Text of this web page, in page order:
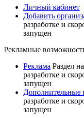
Личный кабинет
Добавить
разработке и
запущен
Рекламные
Реклама Раздел
разработке и
запущен
Дополнительные
разработке и
запущен